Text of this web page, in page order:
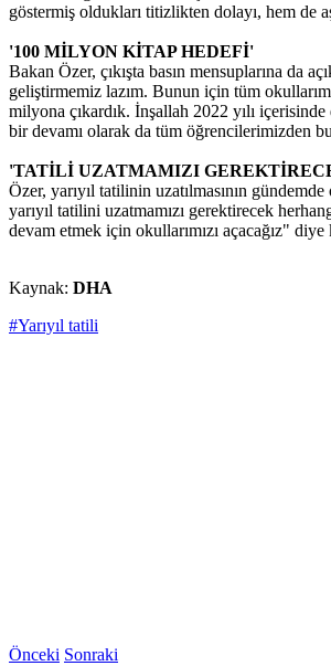
göstermiş oldukları titizlikten dolayı, hem de
'100 MİLYON KİTAP HEDEFİ'
Bakan Özer, çıkışta basın mensuplarına da
geliştirmemiz lazım. Bunun için tüm
milyona çıkardık. İnşallah 2022 yılı
bir devamı olarak da tüm öğrencilerimizden
'TATİLİ UZATMAMIZI
Özer, yarıyıl tatilinin uzatılmasının
yarıyıl tatilini uzatmamızı gerektirecek
devam etmek için okullarımızı açacağız" diye
Kaynak: DHA
#Yarıyıl tatili
Önceki Sonraki